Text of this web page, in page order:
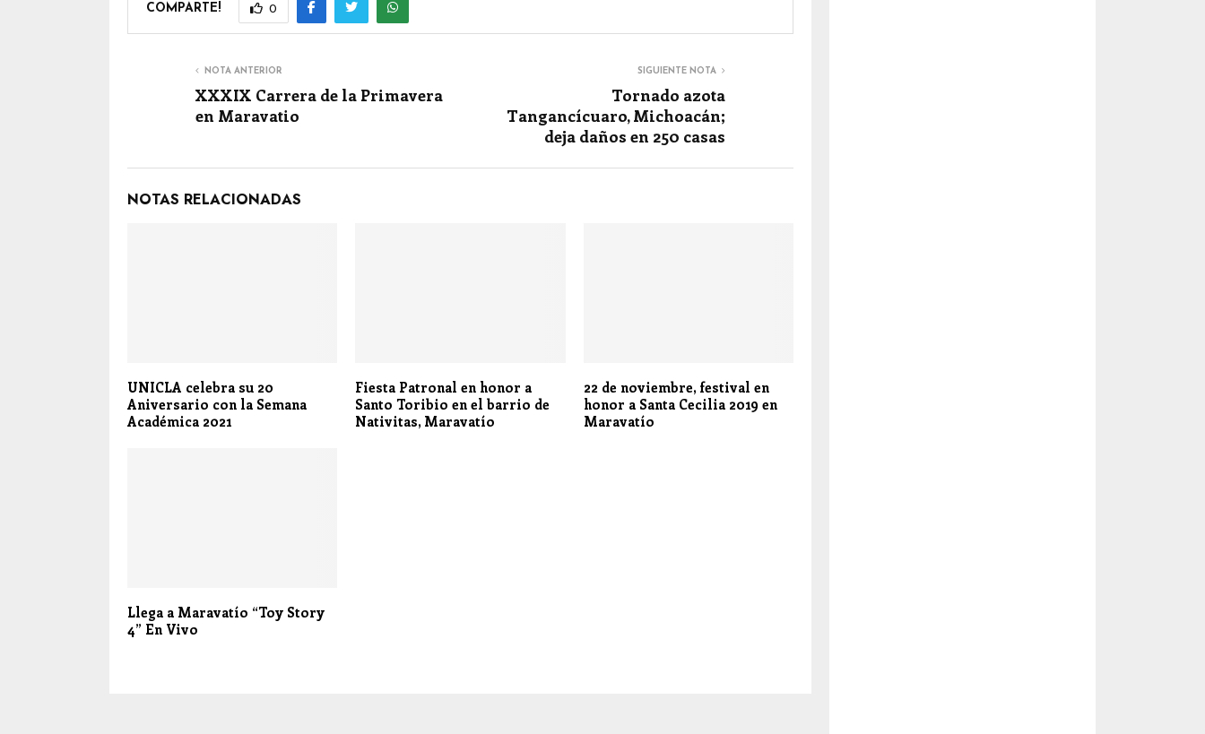
COMPARTE! 0
NOTA ANTERIOR
XXXIX Carrera de la Primavera
en Maravatio
SIGUIENTE NOTA
Tornado azota
Tangancícuaro, Michoacán;
deja daños en 250 casas
NOTAS RELACIONADAS
UNICLA celebra su 20
Aniversario con la Semana
Académica 2021
Fiesta Patronal en honor a
Santo Toribio en el barrio de
Nativitas, Maravatío
22 de noviembre, festival en
honor a Santa Cecilia 2019 en
Maravatío
Llega a Maravatío “Toy Story
4” En Vivo